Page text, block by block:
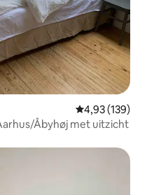
Gemiddelde
4,93 (139)
Åbyhøj met uitzicht